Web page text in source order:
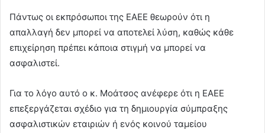
Πάντως οι εκπρόσωποι της ΕΑΕΕ θεωρούν ότι η
απαλλαγή δεν μπορεί να αποτελεί λύση, καθώς κάθε
επιχείρηση πρέπει κάποια στιγμή να μπορεί να
ασφαλιστεί.
Για το λόγο αυτό ο κ. Μοάτσος ανέφερε ότι η ΕΑΕΕ
επεξεργάζεται σχέδιο για τη δημιουργία σύμπραξης
ασφαλιστικών εταιριών ή ενός κοινού ταμείου